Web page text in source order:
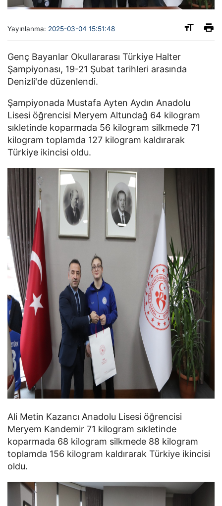
Yayınlanma: 2025-03-04 15:51:48
Genç Bayanlar Okullararası Türkiye Halter
Şampiyonası, 19-21 Şubat tarihleri arasında
Denizli'de düzenlendi.
Şampiyonada Mustafa Ayten Aydın Anadolu
Lisesi öğrencisi Meryem Altundağ 64 kilogram
sıkletinde koparmada 56 kilogram silkmede 71
kilogram toplamda 127 kilogram kaldırarak
Türkiye ikincisi oldu.
Ali Metin Kazancı Anadolu Lisesi öğrencisi
Meryem Kandemir 71 kilogram sıkletinde
koparmada 68 kilogram silkmede 88 kilogram
toplamda 156 kilogram kaldırarak Türkiye ikincisi
oldu.